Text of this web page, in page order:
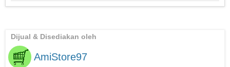
Dijual & Disediakan oleh
AmiStore97